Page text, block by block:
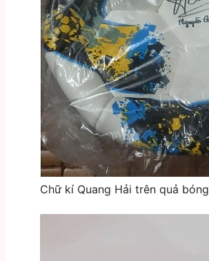
Chữ kí Quang Hải trên quả bóng